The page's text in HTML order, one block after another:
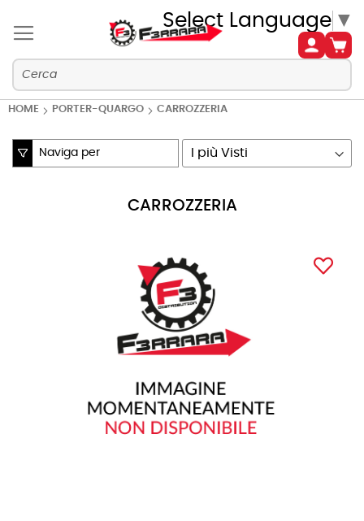
Select Language ▼
HOME PORTER-QUARGO CARROZZERIA
CARROZZERIA
Naviga per